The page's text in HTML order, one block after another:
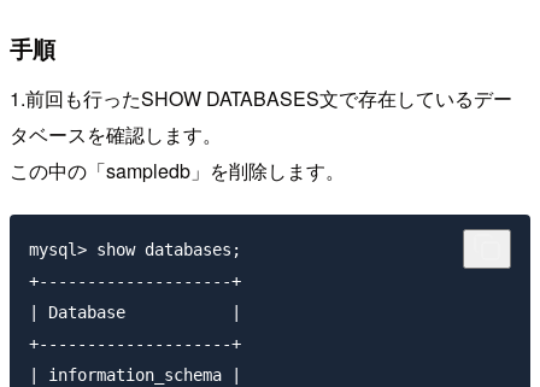
手順
1.前回も行ったSHOW DATABASES文で存在しているデー
タベースを確認します。
この中の「sampledb」を削除します。
mysql> show databases;
+--------------------+
| Database           |
+--------------------+
| information_schema |